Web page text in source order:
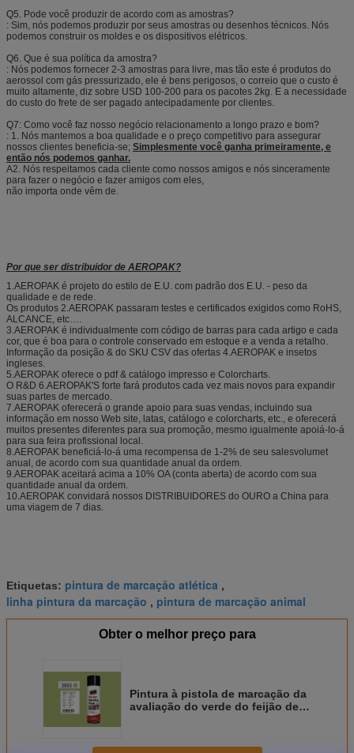
Q5. Pode você produzir de acordo com as amostras?
: Sim, nós podemos produzir por seus amostras ou desenhos técnicos. Nós
podemos construir os moldes e os dispositivos elétricos.
Q6. Que é sua política da amostra?
: Nós podemos fornecer 2-3 amostras para livre, mas tão este é produtos do
aerossol com gás pressurizado, ele é bens perigosos, o correio que o custo é
muito altamente, diz sobre USD 100-200 para os pacotes 2kg. E a necessidade
do custo do frete de ser pagado antecipadamente por clientes.
Q7: Como você faz nosso negócio relacionamento a longo prazo e bom?
: 1. Nós mantemos a boa qualidade e o preço competitivo para assegurar
nossos clientes beneficia-se; Simplesmente você ganha primeiramente, e
então nós podemos ganhar.
A2. Nós respeitamos cada cliente como nossos amigos e nós sinceramente
para fazer o negócio e fazer amigos com eles,
não importa onde vêm de.
Por que ser distribuidor de AEROPAK?
1.AEROPAK é projeto do estilo de E.U. com padrão dos E.U. - peso da
qualidade e de rede.
Os produtos 2.AEROPAK passaram testes e certificados exigidos como RoHS,
ALCANCE, etc….
3.AEROPAK é individualmente com código de barras para cada artigo e cada
cor, que é boa para o controle conservado em estoque e a venda a retalho.
Informação da posição & do SKU CSV das ofertas 4.AEROPAK e insetos
ingleses.
5.AEROPAK oferece o pdf & catálogo impresso e Colorcharts.
O R&D 6.AEROPAK'S forte fará produtos cada vez mais novos para expandir
suas partes de mercado.
7.AEROPAK oferecerá o grande apoio para suas vendas, incluindo sua
informação em nosso Web site, latas, catálogo e colorcharts, etc., e oferecerá
muitos presentes diferentes para sua promoção, mesmo igualmente apoiá-lo-á
para sua feira profissional local.
8.AEROPAK beneficiá-lo-á uma recompensa de 1-2% de seu salesvolumet
anual, de acordo com sua quantidade anual da ordem.
9.AEROPAK aceitará acima a 10% OA (conta aberta) de acordo com sua
quantidade anual da ordem.
10.AEROPAK convidará nossos DISTRIBUIDORES do OURO a China para
uma viagem de 7 dias.
Etiquetas: pintura de marcação atlética ,
linha pintura da marcação , pintura de marcação animal
Obter o melhor preço para
Pintura à pistola de marcação da
avaliação do verde do feijão de